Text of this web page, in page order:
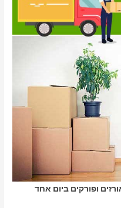
ופורקים ביום אחד